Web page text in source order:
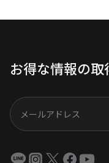
お得な情報の取